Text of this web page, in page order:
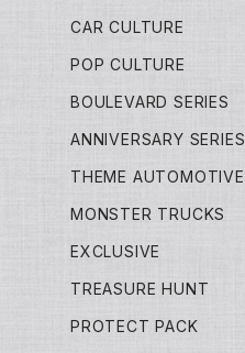
CAR CULTURE
POP CULTURE
BOULEVARD SERIES
ANNIVERSARY SERIES
THEME AUTOMOTIVE
MONSTER TRUCKS
EXCLUSIVE
TREASURE HUNT
PROTECT PACK